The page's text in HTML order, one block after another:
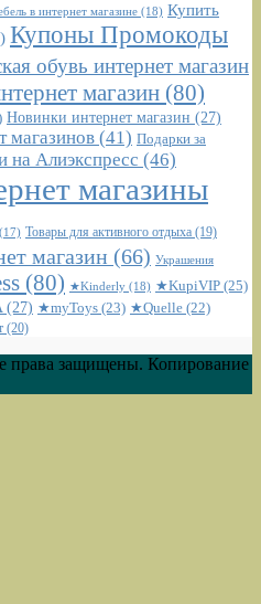
в интернет магазине (18) Купить
Купоны Промокоды
обувь интернет магазин
магазин (80)
Новинки интернет магазин (27)
магазинов (41) Подарки за
на Алиэкспресс (46)
магазины
(17) Товары для активного отдыха (19)
магазин (66) Украшения
(80) ★Kinderly (18) ★KupiVIP (25)
(27) ★myToys (23) ★Quelle (22)
(20)
защищены. Копирование